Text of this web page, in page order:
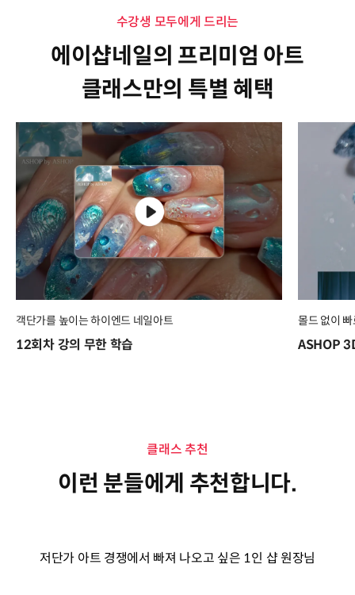
수강생 모두에게 드리는
에이샵네일의 프리미엄 아트
클래스만의 특별 혜택
객단가를 높이는 하이엔드 네일아트
12회차 강의 무한 학습
몰드 없이
ASHOP
클래스 추천
이런 분들에게 추천합니다.
저단가 아트 경쟁에서 빠져 나오고 싶은 1인 샵 원장님